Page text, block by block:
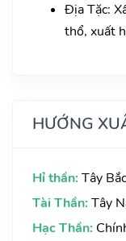
Địa Tặc:
thổ, xuất
HƯỚNG
Hỉ thần: Tây Bắc
Tài Thần: Tây
Hạc Thần: